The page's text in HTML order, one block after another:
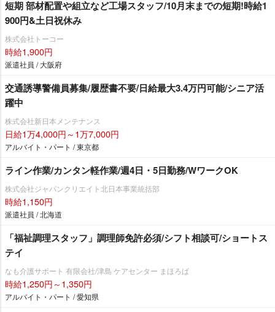
短期 部材配置や組立など工場スタッフ/10月末までの短期!時給1
900円&土日祝休み
株式会社トーコー
時給1,900円
派遣社員 / 大阪府
交通誘導警備員募集/履歴書不要/日給最大3.4万円可能/シニア活
躍中
株式会社新日本メンテナンス
日給1万4,000円～1万7,000円
アルバイト・パート / 東京都
ライン作業/カンタン軽作業/週4日・5日勤務/WワークOK
株式会社ジャパンクリエイト北日本事業統括部
時給1,150円
派遣社員 / 北海道
「福祉調理スタッフ」調理師免許必須/シフト相談可/ショートス
テイ
なも介護サポート 有限会社/津島 ケアセンター まほろば
時給1,250円～1,350円
アルバイト・パート / 愛知県